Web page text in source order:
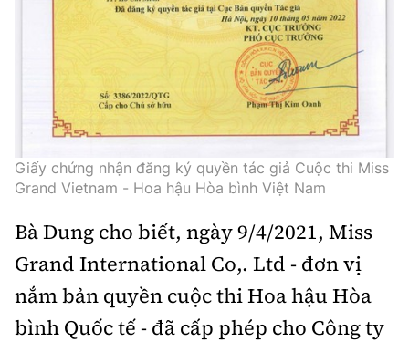
Giấy chứng nhận đăng ký quyền tác giả Cuộc thi Miss
Grand Vietnam - Hoa hậu Hòa bình Việt Nam
Bà Dung cho biết, ngày 9/4/2021, Miss
Grand International Co,. Ltd - đơn vị
nắm bản quyền cuộc thi Hoa hậu Hòa
bình Quốc tế - đã cấp phép cho Công ty